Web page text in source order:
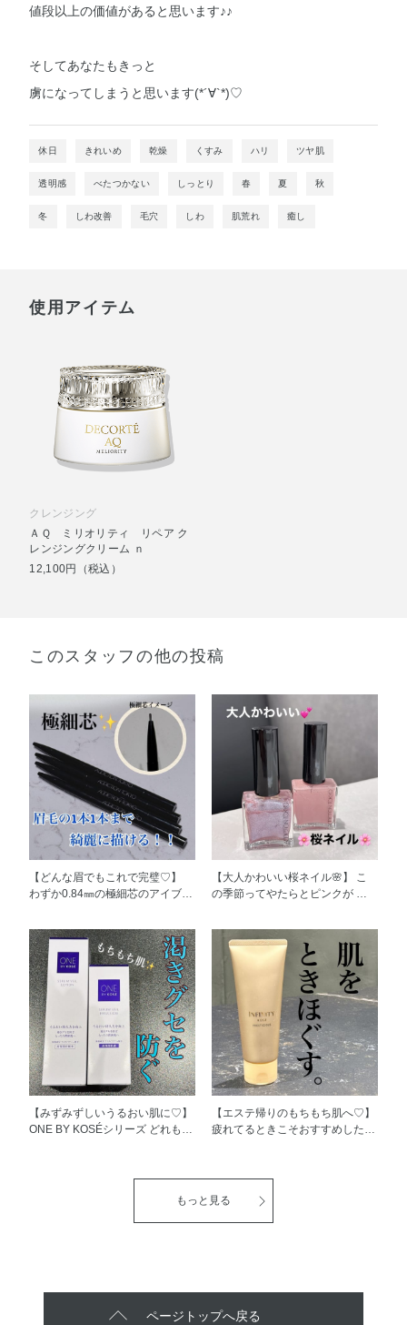
値段以上の価値があると思います♪♪
そしてあなたもきっと
虜になってしまうと思います(*´∀`*)♡
休日 きれいめ 乾燥 くすみ ハリ ツヤ肌
透明感 べたつかない しっとり 春 夏 秋
冬 しわ改善 毛穴 しわ 肌荒れ 癒し
使用アイテム
クレンジング
ＡＱ ミリオリティ リペア ク
レンジングクリーム ｎ
12,100円（税込）
このスタッフの他の投稿
【どんな眉でもこれで完璧♡】
わずか0.84㎜の極細芯のアイブロ
ル配合で なめらかにするすると
描けるところがお気に入り♡ ウ
ォータープルーフ、 スマッジプ
ルーフのオールデイラスティング
処方なので安心♡ アイブロウで
迷っている方へこそ おすすめの
アイブロウです♡ ぜひお試しく
ださい\(◡̈)/
【大人かわいい桜ネイル🌸】 こ
の季節ってやたらとピンクが 気
ね🤔 もちろん爪先までピンクを
取り入れたいけど 普通のピンク
じゃ飽きちゃうので 少しだけア
レンジして2色使いにしてみまし
ッシュ の上に 036SP Dreamland
ドリームランドを重ねて 可愛く
なりすぎず少し大人っぽい仕上が
りに🌸
【みずみずしいうるおい肌に♡】
ONE BY KOSÉシリーズ どれも大
ONE BY KOSÉ セラムヴェール
ローション、エマルジョン✨ とろ
する時期こそ 1日安心させてくれ
るスキンケアです🎵
【エステ帰りのもちもち肌へ♡】
疲れてるときこそおすすめしたい
に配合。 乾燥の気になる肌も、
使うたびにうるおいをあたえ、
)♡
もっと見る
ページトップへ戻る